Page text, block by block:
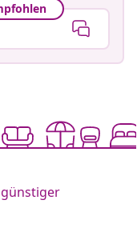
günstiger